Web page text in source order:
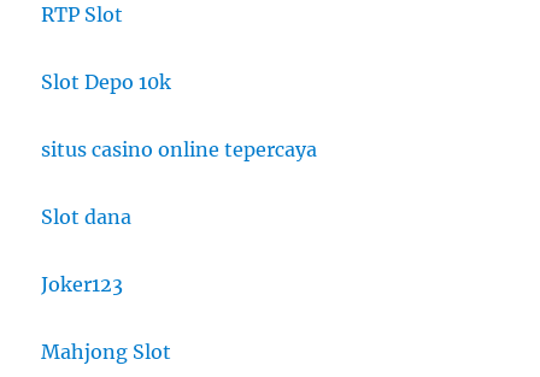
RTP Slot
Slot Depo 10k
situs casino online tepercaya
Slot dana
Joker123
Mahjong Slot